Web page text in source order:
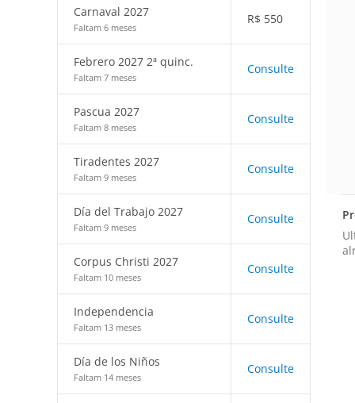
Carnaval 2027
Faltam 6 meses
R$ 550
Febrero 2027 2ª quinc.
Faltam 7 meses
Consulte
Pascua 2027
Faltam 8 meses
Consulte
Tiradentes 2027
Faltam 9 meses
Consulte
Día del Trabajo 2027
Faltam 9 meses
Consulte
Corpus Christi 2027
Faltam 10 meses
Consulte
Independencia
Faltam 13 meses
Consulte
Día de los Niños
Faltam 14 meses
Consulte